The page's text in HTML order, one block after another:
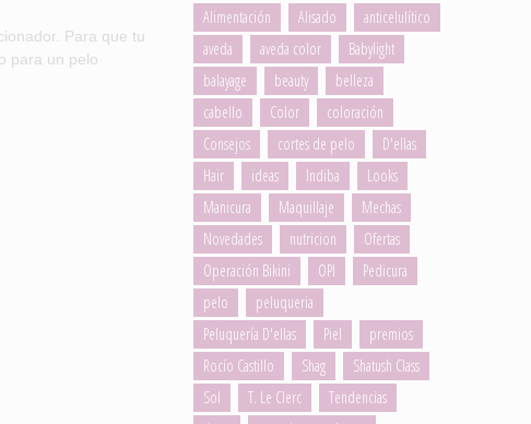
Alimentación Alisado
anticelulítico
aveda
aveda color
Babylight
balayage
beauty
belleza
cabello
Color
coloración
Consejos
cortes de pelo
D'ellas
Hair
ideas Indiba
Looks
Manicura
Maquillaje
Mechas
Novedades
nutricion
Ofertas
Operación Bikini
OPI
Pedicura
pelo
peluqueria
Peluquería D'ellas
Piel
premios
Rocío Castillo
Shag
Shatush Class
Sol
T. Le Clerc
Tendencias
Para que tu
para un pelo